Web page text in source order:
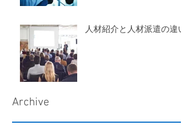
人材紹介と人材派遣の違い
Archive